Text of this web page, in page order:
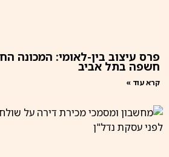
פרס עיצוב בין-לאומי: המכונה
חשפה בתל אביב
קרא עוד »